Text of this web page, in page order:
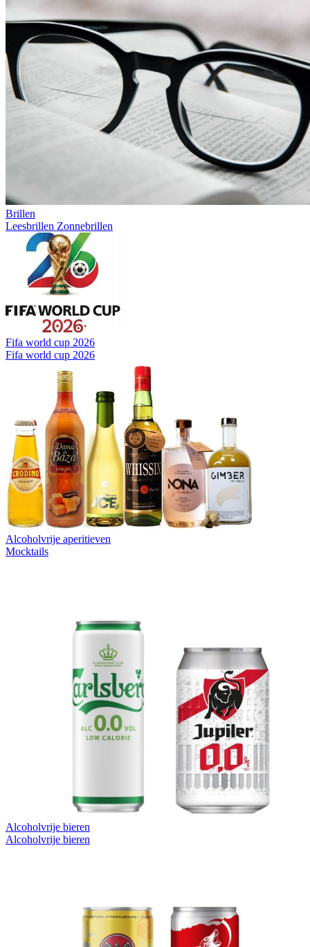
Brillen
Leesbrillen Zonnebrillen
Fifa world cup 2026
Fifa world cup 2026
Alcoholvrije aperitieven
Mocktails
Alcoholvrije bieren
Alcoholvrije bieren